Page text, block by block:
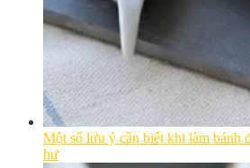
Một số lưu ý cần biết khi làm bánh
hư